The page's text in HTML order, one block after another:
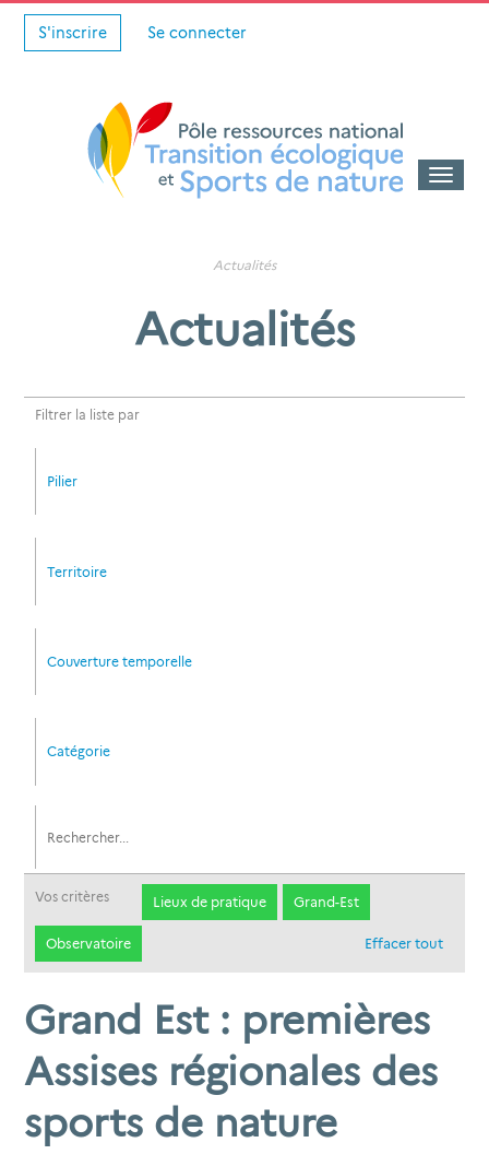
S'inscrire Se connecter
Toggle
Actualités
Actualités
Filtrer la liste par
Pilier
Territoire
Couverture temporelle
Catégorie
Vos critères Lieux de pratique Grand-Est
Observatoire Effacer tout
Grand Est : premières
Assises régionales des
sports de nature